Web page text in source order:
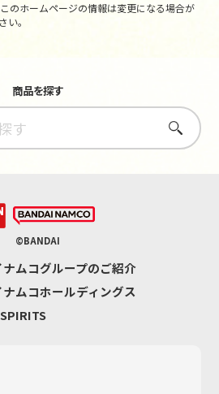
のホームページの情報は変更になる場合が
い。
商品を探す
さがす
©BANDAI
ムコグループのご紹介
ムコホールディングス